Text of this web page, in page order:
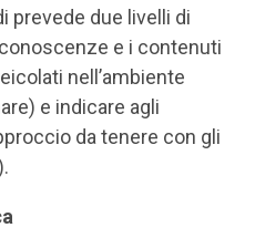
prevede due livelli di
e i contenuti
nell’ambiente
e indicare agli
da tenere con gli